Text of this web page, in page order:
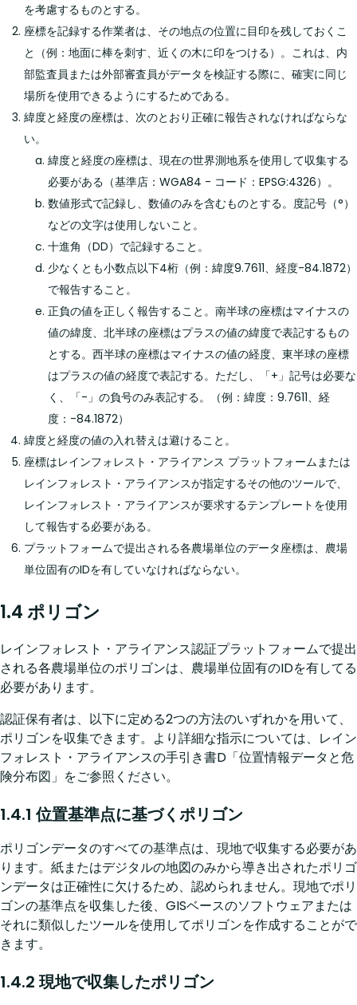
を考慮するものとする。
座標を記録する作業者は、その地点の位置に目印を残しておくこ
と（例：地面に棒を刺す、近くの木に印をつける）。これは、内
部監査員または外部審査員がデータを検証する際に、確実に同じ
場所を使用できるようにするためである。
緯度と経度の座標は、次のとおり正確に報告されなければならな
い。
緯度と経度の座標は、現在の世界測地系を使用して収集する
必要がある（基準店：WGA84 - コード：EPSG:4326）。
数値形式で記録し、数値のみを含むものとする。度記号（°）
などの文字は使用しないこと。
十進角（DD）で記録すること。
少なくとも小数点以下4桁（例：緯度9.7611、経度-84.1872）
で報告すること。
正負の値を正しく報告すること。南半球の座標はマイナスの
値の緯度、北半球の座標はプラスの値の緯度で表記するもの
とする。西半球の座標はマイナスの値の経度、東半球の座標
はプラスの値の経度で表記する。ただし、「+」記号は必要な
く、「-」の負号のみ表記する。（例：緯度：9.7611、経
度：-84.1872）
緯度と経度の値の入れ替えは避けること。
座標はレインフォレスト・アライアンス プラットフォームまたは
レインフォレスト・アライアンスが指定するその他のツールで、
レインフォレスト・アライアンスが要求するテンプレートを使用
して報告する必要がある。
プラットフォームで提出される各農場単位のデータ座標は、農場
単位固有のIDを有していなければならない。
1.4 ポリゴン
レインフォレスト・アライアンス認証プラットフォームで提出
される各農場単位のポリゴンは、農場単位固有のIDを有してる
必要があります。
認証保有者は、以下に定める2つの方法のいずれかを用いて、
ポリゴンを収集できます。より詳細な指示については、レイン
フォレスト・アライアンスの手引き書D「位置情報データと危
険分布図」をご参照ください。
1.4.1 位置基準点に基づくポリゴン
ポリゴンデータのすべての基準点は、現地で収集する必要があ
ります。紙またはデジタルの地図のみから導き出されたポリゴ
ンデータは正確性に欠けるため、認められません。現地でポリ
ゴンの基準点を収集した後、GISベースのソフトウェアまたは
それに類似したツールを使用してポリゴンを作成することがで
きます。
1.4.2 現地で収集したポリゴン